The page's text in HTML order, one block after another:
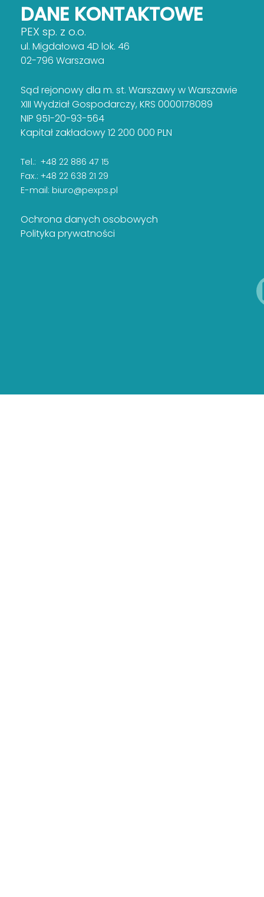
DANE KONTAKTOWE
PEX sp. z o.o.
ul. Migdałowa 4D lok. 46
02-796 Warszawa
Sąd rejonowy dla m. st. Warszawy w Warszawie
XIII Wydział Gospodarczy, KRS 0000178089
NIP 951-20-93-564
Kapitał zakładowy 12 200 000 PLN
Tel.: +48 22 886 47 15
Fax.: +48 22 638 21 29
E-mail: biuro@pexps.pl
Ochrona danych osobowych
Polityka prywatności